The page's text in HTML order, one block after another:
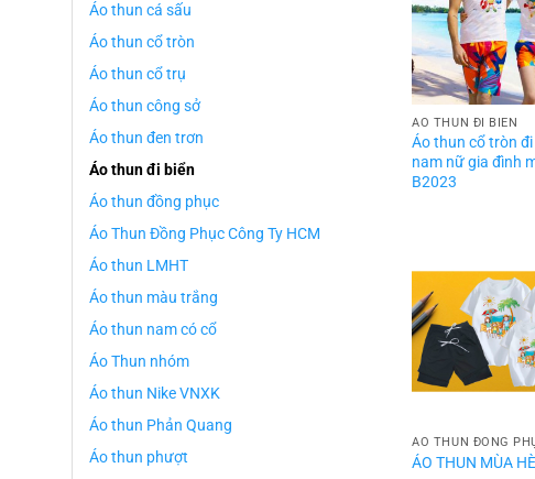
Áo thun cá sấu
Áo thun cổ tròn
Áo thun cổ trụ
Áo thun công sở
Áo thun đen trơn
Áo thun đi biển
Áo thun đồng phục
Áo Thun Đồng Phục Công Ty HCM
Áo thun LMHT
Áo thun màu trắng
Áo thun nam có cổ
Áo Thun nhóm
Áo thun Nike VNXK
Áo thun Phản Quang
Áo thun phượt
ÁO THUN ĐI BIỂN
Áo thun cổ tròn đi
nam nữ gia đình
B2023
ÁO THUN ĐỒNG
ÁO THUN MÙA